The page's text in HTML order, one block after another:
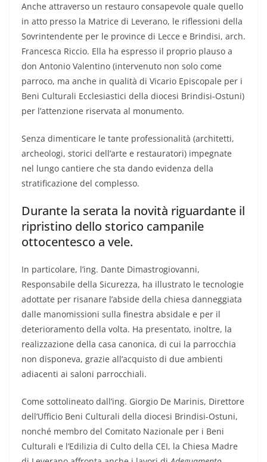
Anche attraverso un restauro consapevole quale quello
in atto presso la Matrice di Leverano, le riflessioni della
Sovrintendente per le province di Lecce e Brindisi, arch.
Francesca Riccio. Ella ha espresso il proprio plauso a
don Antonio Valentino (intervenuto non solo come
parroco, ma anche in qualità di Vicario Episcopale per i
Beni Culturali Ecclesiastici della diocesi Brindisi-Ostuni)
per l’attenzione riservata al monumento.
Senza dimenticare le tante professionalità (architetti,
archeologi, storici dell’arte e restauratori) impegnate
nel lungo cantiere che sta dando evidenza della
stratificazione del complesso.
Durante la serata la novità riguardante il
ripristino dello storico campanile
ottocentesco a vele.
In particolare, l’ing. Dante Dimastrogiovanni,
Responsabile della Sicurezza, ha illustrato le tecnologie
adottate per risanare l’abside della chiesa danneggiata
dalle manomissioni sulla finestra absidale e per il
deterioramento della volta. Ha presentato, inoltre, la
realizzazione della casa canonica, di cui la parrocchia
non disponeva, grazie all’acquisto di due ambienti
adiacenti ai saloni parrocchiali.
Come sottolineato dall’ing. Giorgio De Marinis, Direttore
dell’Ufficio Beni Culturali della diocesi Brindisi-Ostuni,
nonché membro del Comitato Nazionale per i Beni
Culturali e l’Edilizia di Culto della CEI, la Chiesa Madre